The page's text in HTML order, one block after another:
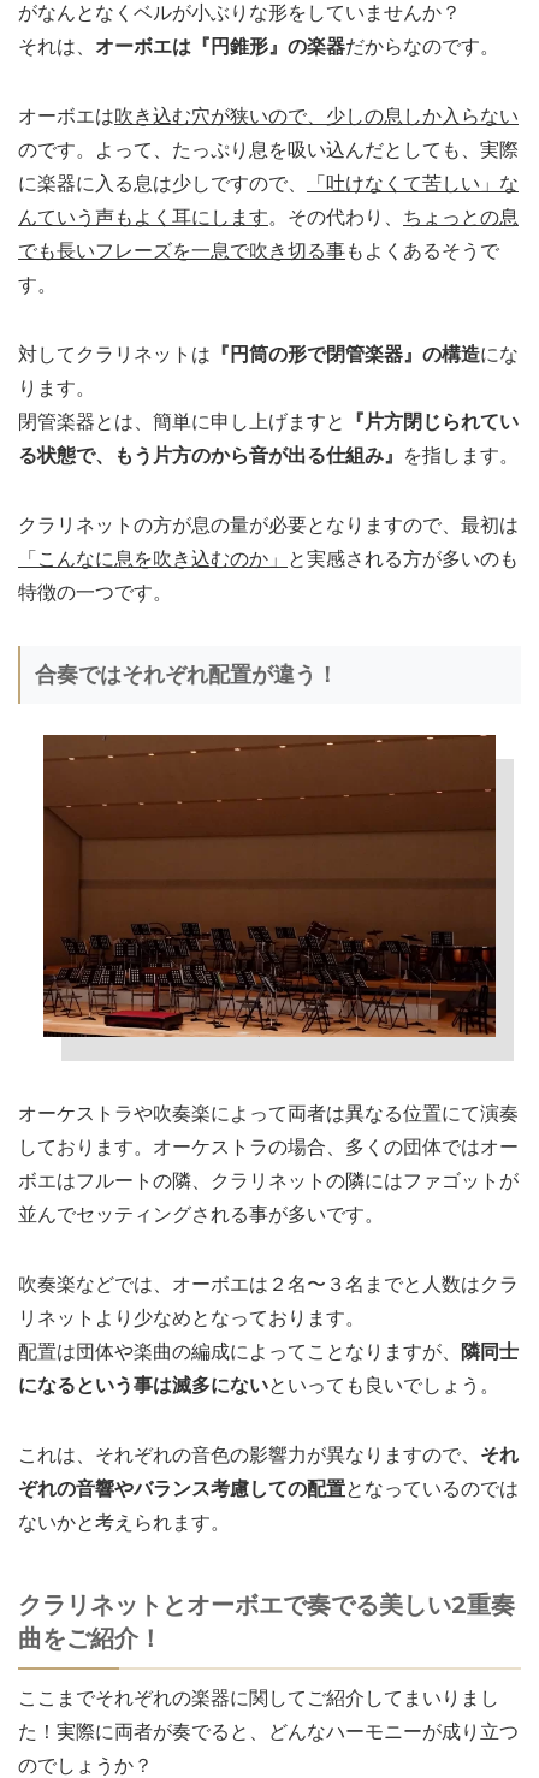
がなんとなくベルが小ぶりな形をしていませんか？
それは、 オーボエは『円錐形』の楽器だからなのです。
オーボエは吹き込む穴が狭いので、少しの息しか入らない
のです。よって、たっぷり息を吸い込んだとしても、実際
に楽器に入る息は少しですので、
「吐けなくて苦しい」な
んていう声もよく耳にします。その代わり、 ちょっとの息
でも長いフレーズを一息で吹き切る事もよくあるそうで
す。
対してクラリネットは 『円筒の形で閉管楽器』の構造にな
ります。
閉管楽器とは、簡単に申し上げますと
『片方閉じられてい
る状態で、もう片方のから音が出る仕組み』 を指します。
クラリネットの方が息の量が必要となりますので、最初は
「こんなに息を吹き込むのか」 と実感される方が多いのも
特徴の一つです。
合奏ではそれぞれ配置が違う！
オーケストラや吹奏楽によって両者は異なる位置にて演奏
しております。オーケストラの場合、多くの団体ではオー
ボエはフルートの隣、クラリネットの隣にはファゴットが
並んでセッティングされる事が多いです。
吹奏楽などでは、オーボエは２名〜３名までと人数はクラ
リネットより少なめとなっております。
配置は団体や楽曲の編成によってことなりますが、
隣同士
になるという事は滅多にないといっても良いでしょう。
これは、それぞれの音色の影響力が異なりますので、 それ
ぞれの音響やバランス考慮しての配置となっているのでは
ないかと考えられます。
クラリネットとオーボエで奏でる美しい2重奏
曲をご紹介！
ここまでそれぞれの楽器に関してご紹介してまいりまし
た！実際に両者が奏でると、どんなハーモニーが成り立つ
のでしょうか？